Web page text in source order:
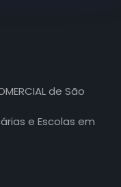
de São
e Escolas em